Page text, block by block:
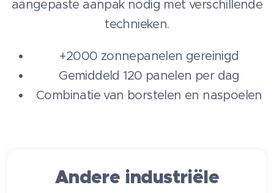
aangepaste aanpak nodig met verschillende
technieken.
+2000 zonnepanelen gereinigd
Gemiddeld 120 panelen per dag
Combinatie van borstelen en naspoelen
Andere industriële